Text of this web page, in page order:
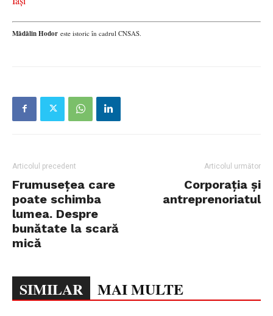
Mădălin Hodor este istoric în cadrul CNSAS.
Articolul precedent
Frumuseţea care
poate schimba
lumea. Despre
bunătate la scară
mică
Articolul următor
Corporația și
antreprenoriatul
SIMILAR MAI MULTE